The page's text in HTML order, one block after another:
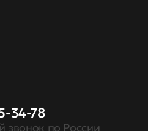
34-78
звонок по России